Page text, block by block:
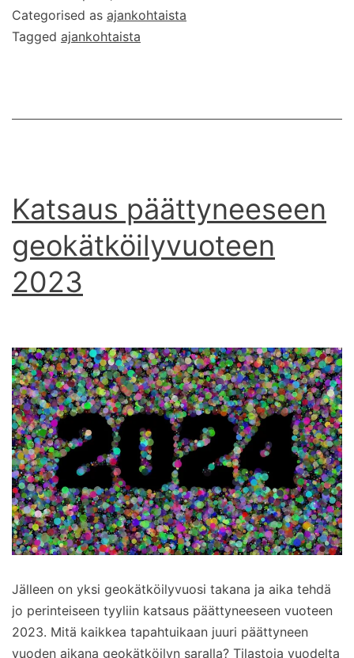
logikirjoista
Categorised as ajankohtaista
Tagged ajankohtaista
Katsaus päättyneeseen
geokätköilyvuoteen
2023
Jälleen on yksi geokätköilyvuosi takana ja aika tehdä
jo perinteiseen tyyliin katsaus päättyneeseen vuoteen
2023. Mitä kaikkea tapahtuikaan juuri päättyneen
vuoden aikana geokätköilyn saralla? Tilastoja vuodelta